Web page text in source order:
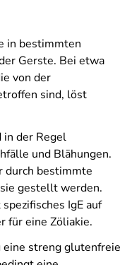
in bestimmten
Gerste. Bei etwa
von der
sind, löst
in der Regel
und Blähungen.
durch bestimmte
gestellt werden.
IgE auf
für eine Zöliakie.
streng glutenfreie